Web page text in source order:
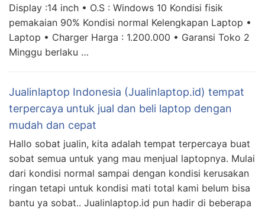
Display :14 inch • O.S : Windows 10 Kondisi fisik
pemakaian 90% Kondisi normal Kelengkapan Laptop •
Laptop • Charger Harga : 1.200.000 • Garansi Toko 2
Minggu berlaku …
Jualinlaptop Indonesia (Jualinlaptop.id) tempat
terpercaya untuk jual dan beli laptop dengan
mudah dan cepat
Hallo sobat jualin, kita adalah tempat terpercaya buat
sobat semua untuk yang mau menjual laptopnya. Mulai
dari kondisi normal sampai dengan kondisi kerusakan
ringan tetapi untuk kondisi mati total kami belum bisa
bantu ya sobat.. Jualinlaptop.id pun hadir di beberapa